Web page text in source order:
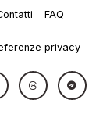
FAQ
privacy